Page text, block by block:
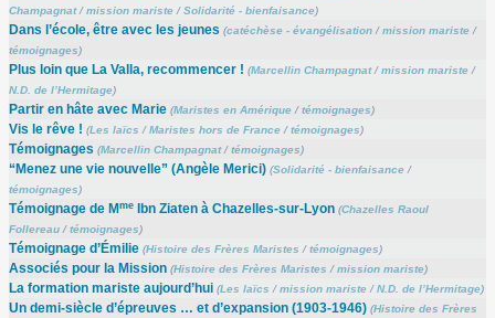
Champagnat/mission mariste/Solidarité - bienfaisance)
Dans l’école, être avec les jeunes (catéchèse - évangélisation/mission mariste/
témoignages)
Plus loin que La Valla, recommencer ! (Marcellin Champagnat/mission mariste/
N.D. de l’Hermitage)
Partir en hâte avec Marie (Maristes en Amérique/témoignages)
Vis le rêve ! (Les laïcs /Maristes hors de France/témoignages)
Témoignages (Marcellin Champagnat/témoignages)
“Menez une vie nouvelle” (Angèle Merici) (Solidarité - bienfaisance/
témoignages)
Témoignage de MmeIbn Ziaten à Chazelles-sur-Lyon (Chazelles Raoul
Follereau/témoignages)
Témoignage d’Émilie (Histoire des Frères Maristes /témoignages)
Associés pour la Mission (Histoire des Frères Maristes /mission mariste)
La formation mariste aujourd’hui (Les laïcs /mission mariste/N.D. de l’Hermitage)
Un demi-siècle d’épreuves … et d’expansion (1903-1946) (Histoire des Frères